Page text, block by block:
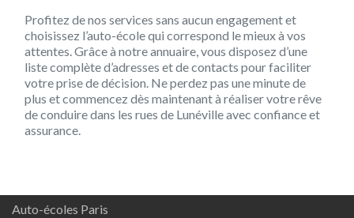
Profitez de nos services sans aucun engagement et
choisissez l’auto-école qui correspond le mieux à vos
attentes. Grâce à notre annuaire, vous disposez d’une
liste complète d’adresses et de contacts pour faciliter
votre prise de décision. Ne perdez pas une minute de
plus et commencez dès maintenant à réaliser votre rêve
de conduire dans les rues de Lunéville avec confiance et
assurance.
Auto-écoles Paris